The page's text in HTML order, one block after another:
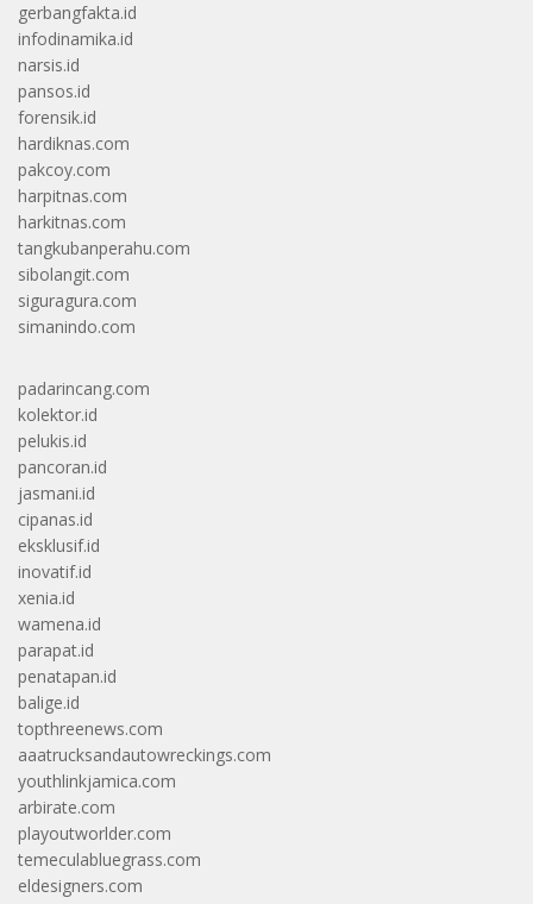
gerbangfakta.id
infodinamika.id
narsis.id
pansos.id
forensik.id
hardiknas.com
pakcoy.com
harpitnas.com
harkitnas.com
tangkubanperahu.com
sibolangit.com
siguragura.com
simanindo.com
padarincang.com
kolektor.id
pelukis.id
pancoran.id
jasmani.id
cipanas.id
eksklusif.id
inovatif.id
xenia.id
wamena.id
parapat.id
penatapan.id
balige.id
topthreenews.com
aaatrucksandautowreckings.com
youthlinkjamica.com
arbirate.com
playoutworlder.com
temeculabluegrass.com
eldesigners.com